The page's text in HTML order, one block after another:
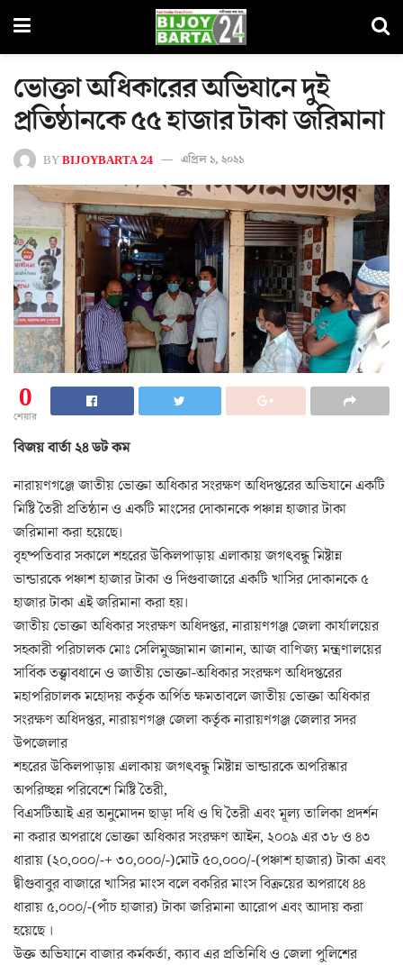
ভোক্তা অধিকারের অভিযানে দুই
প্রতিষ্ঠানকে ৫৫ হাজার টাকা জরিমানা
BYBIJOYBARTA 24 এপ্রিল ১, ২০২১
0
শেয়ার
বিজয় বার্তা ২৪ ডট কম
নারায়ণগঞ্জে জাতীয় ভোক্তা অধিকার সংরক্ষণ অধিদপ্তরের অভিযানে একটি
মিষ্টি তৈরী প্রতিষ্ঠান ও একটি মাংসের দোকানকে পঞ্চান্ন হাজার টাকা
জরিমানা করা হয়েছে।
বৃহষ্পতিবার সকালে শহরের উকিলপাড়ায় এলাকায় জগৎবন্ধু মিষ্টান্ন
ভান্ডারকে পঞ্চাশ হাজার টাকা ও দিগুবাজারে একটি খাসির দোকানকে ৫
হাজার টাকা এই জরিমানা করা হয়।
জাতীয় ভোক্তা অধিকার সংরক্ষণ অধিদপ্তর, নারায়ণগঞ্জ জেলা কার্যালয়ের
সহকারী পরিচালক মোঃ সেলিমুজ্জামান জানান, আজ বাণিজ্য মন্ত্রণালয়ের
সার্বিক তত্ত্বাবধানে ও জাতীয় ভোক্তা-অধিকার সংরক্ষণ অধিদপ্তরের
মহাপরিচালক মহোদয় কর্তৃক অর্পিত ক্ষমতাবলে জাতীয় ভোক্তা অধিকার
সংরক্ষণ অধিদপ্তর, নারায়ণগঞ্জ জেলা কর্তৃক নারায়ণগঞ্জ জেলার সদর
উপজেলার
শহরের উকিলপাড়ায় এলাকায় জগৎবন্ধু মিষ্টান্ন ভান্ডারকে অপরিস্কার
অপরিচ্ছন্ন পরিবেশে মিষ্টি তৈরী,
বিএসটিআই এর অনুমোদন ছাড়া দধি ও ঘি তৈরী এবং মূল্য তালিকা প্রদর্শন
না করার অপরাধে ভোক্তা অধিকার সংরক্ষণ আইন, ২০০৯ এর ৩৮ ও ৪৩
ধারায় (২০,০০০/-+ ৩০,০০০/-)মোট ৫০,০০০/-(পঞ্চাশ হাজার) টাকা এবং
দ্বীগুবাবুর বাজারে খাসির মাংস বলে বকরির মাংস বিক্রয়ের অপরাধে ৪৪
ধারায় ৫,০০০/-(পাঁচ হাজার) টাকা জরিমানা আরোপ এবং আদায় করা
হয়েছে ।
উক্ত অভিযানে বাজার কর্মকর্তা, ক্যাব এর প্রতিনিধি ও জেলা পুলিশের